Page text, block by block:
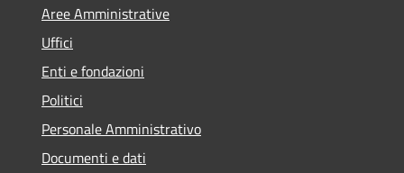
Aree Amministrative
Uffici
Enti e fondazioni
Politici
Personale Amministrativo
Documenti e dati